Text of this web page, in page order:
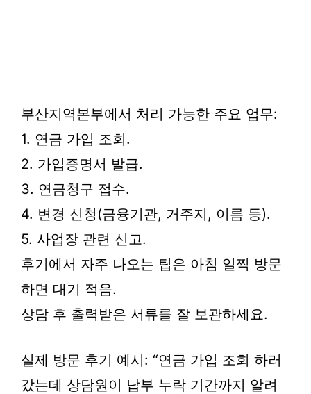
부산지역본부에서 처리 가능한 주요 업무:
1. 연금 가입 조회.
2. 가입증명서 발급.
3. 연금청구 접수.
4. 변경 신청(금융기관, 거주지, 이름 등).
5. 사업장 관련 신고.
후기에서 자주 나오는 팁은 아침 일찍 방문
하면 대기 적음.
상담 후 출력받은 서류를 잘 보관하세요.
실제 방문 후기 예시: “연금 가입 조회 하러
갔는데 상담원이 납부 누락 기간까지 알려